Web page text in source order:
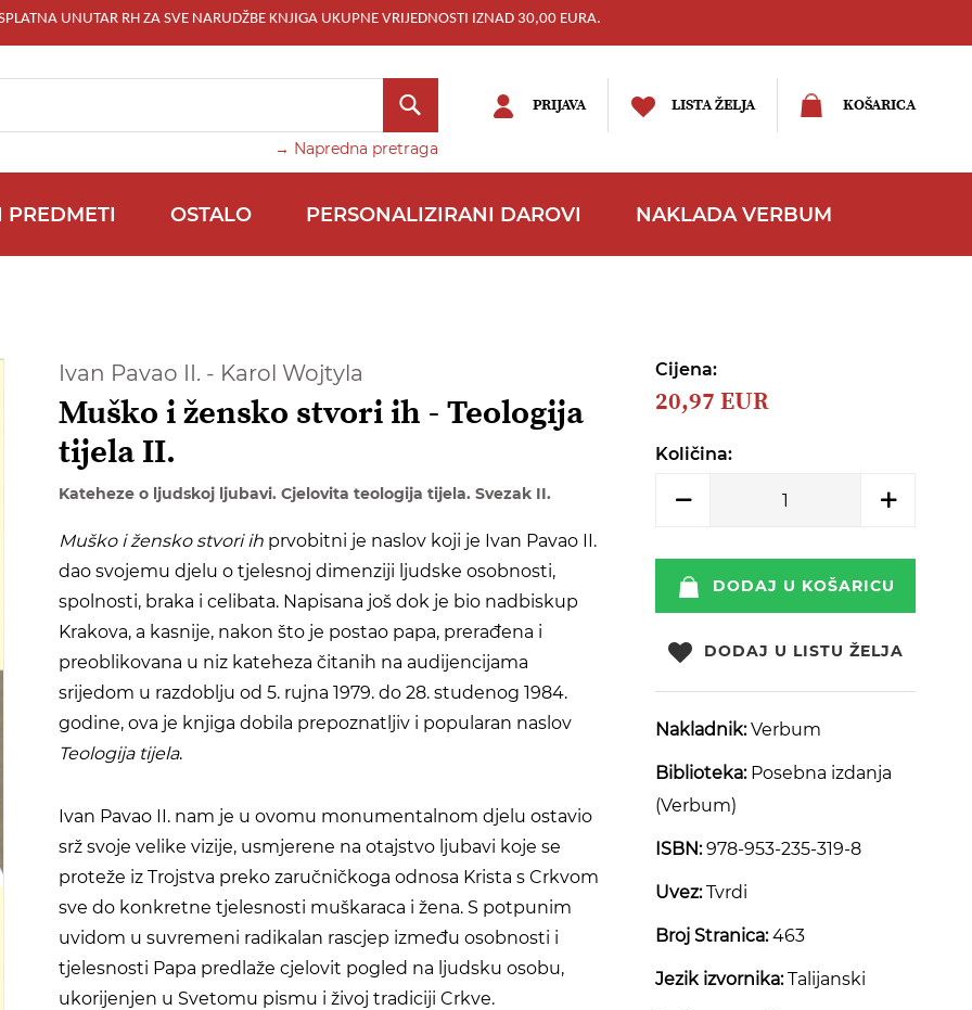
UNUTAR RH ZA SVE NARUDŽBE KNJIGA UKUPNE VRIJEDNOSTI IZNAD 30,00 EURA.
KOŠARICA
LISTA ŽELJA
→ Napredna pretraga
TRAŽI
PRIJAVA
PREDMETI OSTALO PERSONALIZIRANI DAROVI NAKLADA VERBUM
Cijena:
20,97 EUR
Količina:
DODAJ U KOŠARICU
DODAJ U LISTU ŽELJA
Nakladnik: Verbum
Biblioteka: Posebna izdanja
(Verbum)
ISBN:978-953-235-319-8
Uvez:Tvrdi
Broj Stranica:463
Jezik izvornika:Talijanski
Ivan Pavao II. - Karol Wojtyla
Muško i žensko stvori ih - Teologija
tijela II.
Kateheze o ljudskoj ljubavi. Cjelovita teologija tijela. Svezak II.
Muško i žensko stvori ihprvobitni je naslov koji je Ivan Pavao II.
dao svojemu djelu o tjelesnoj dimenziji ljudske osobnosti,
spolnosti, braka i celibata. Napisana još dok je bio nadbiskup
Krakova, a kasnije, nakon što je postao papa, prerađena i
preoblikovana u niz kateheza čitanih na audijencijama
srijedom u razdoblju od 5. rujna 1979. do 28. studenog 1984.
godine, ova je knjiga dobila prepoznatljiv i popularan naslov
Teologija tijela.
Ivan Pavao II. nam je u ovomu monumentalnom djelu ostavio
srž svoje velike vizije, usmjerene na otajstvo ljubavi koje se
proteže iz Trojstva preko zaručničkoga odnosa Krista s Crkvom
sve do konkretne tjelesnosti muškaraca i žena. S potpunim
uvidom u suvremeni radikalan rascjep između osobnosti i
tjelesnosti Papa predlaže cjelovit pogled na ljudsku osobu,
ukorijenjen u Svetomu pismu i živoj tradiciji Crkve.